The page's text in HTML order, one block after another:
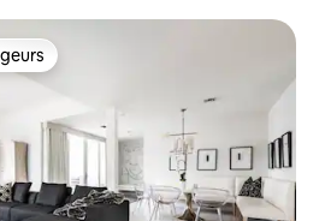
les plus appréciés